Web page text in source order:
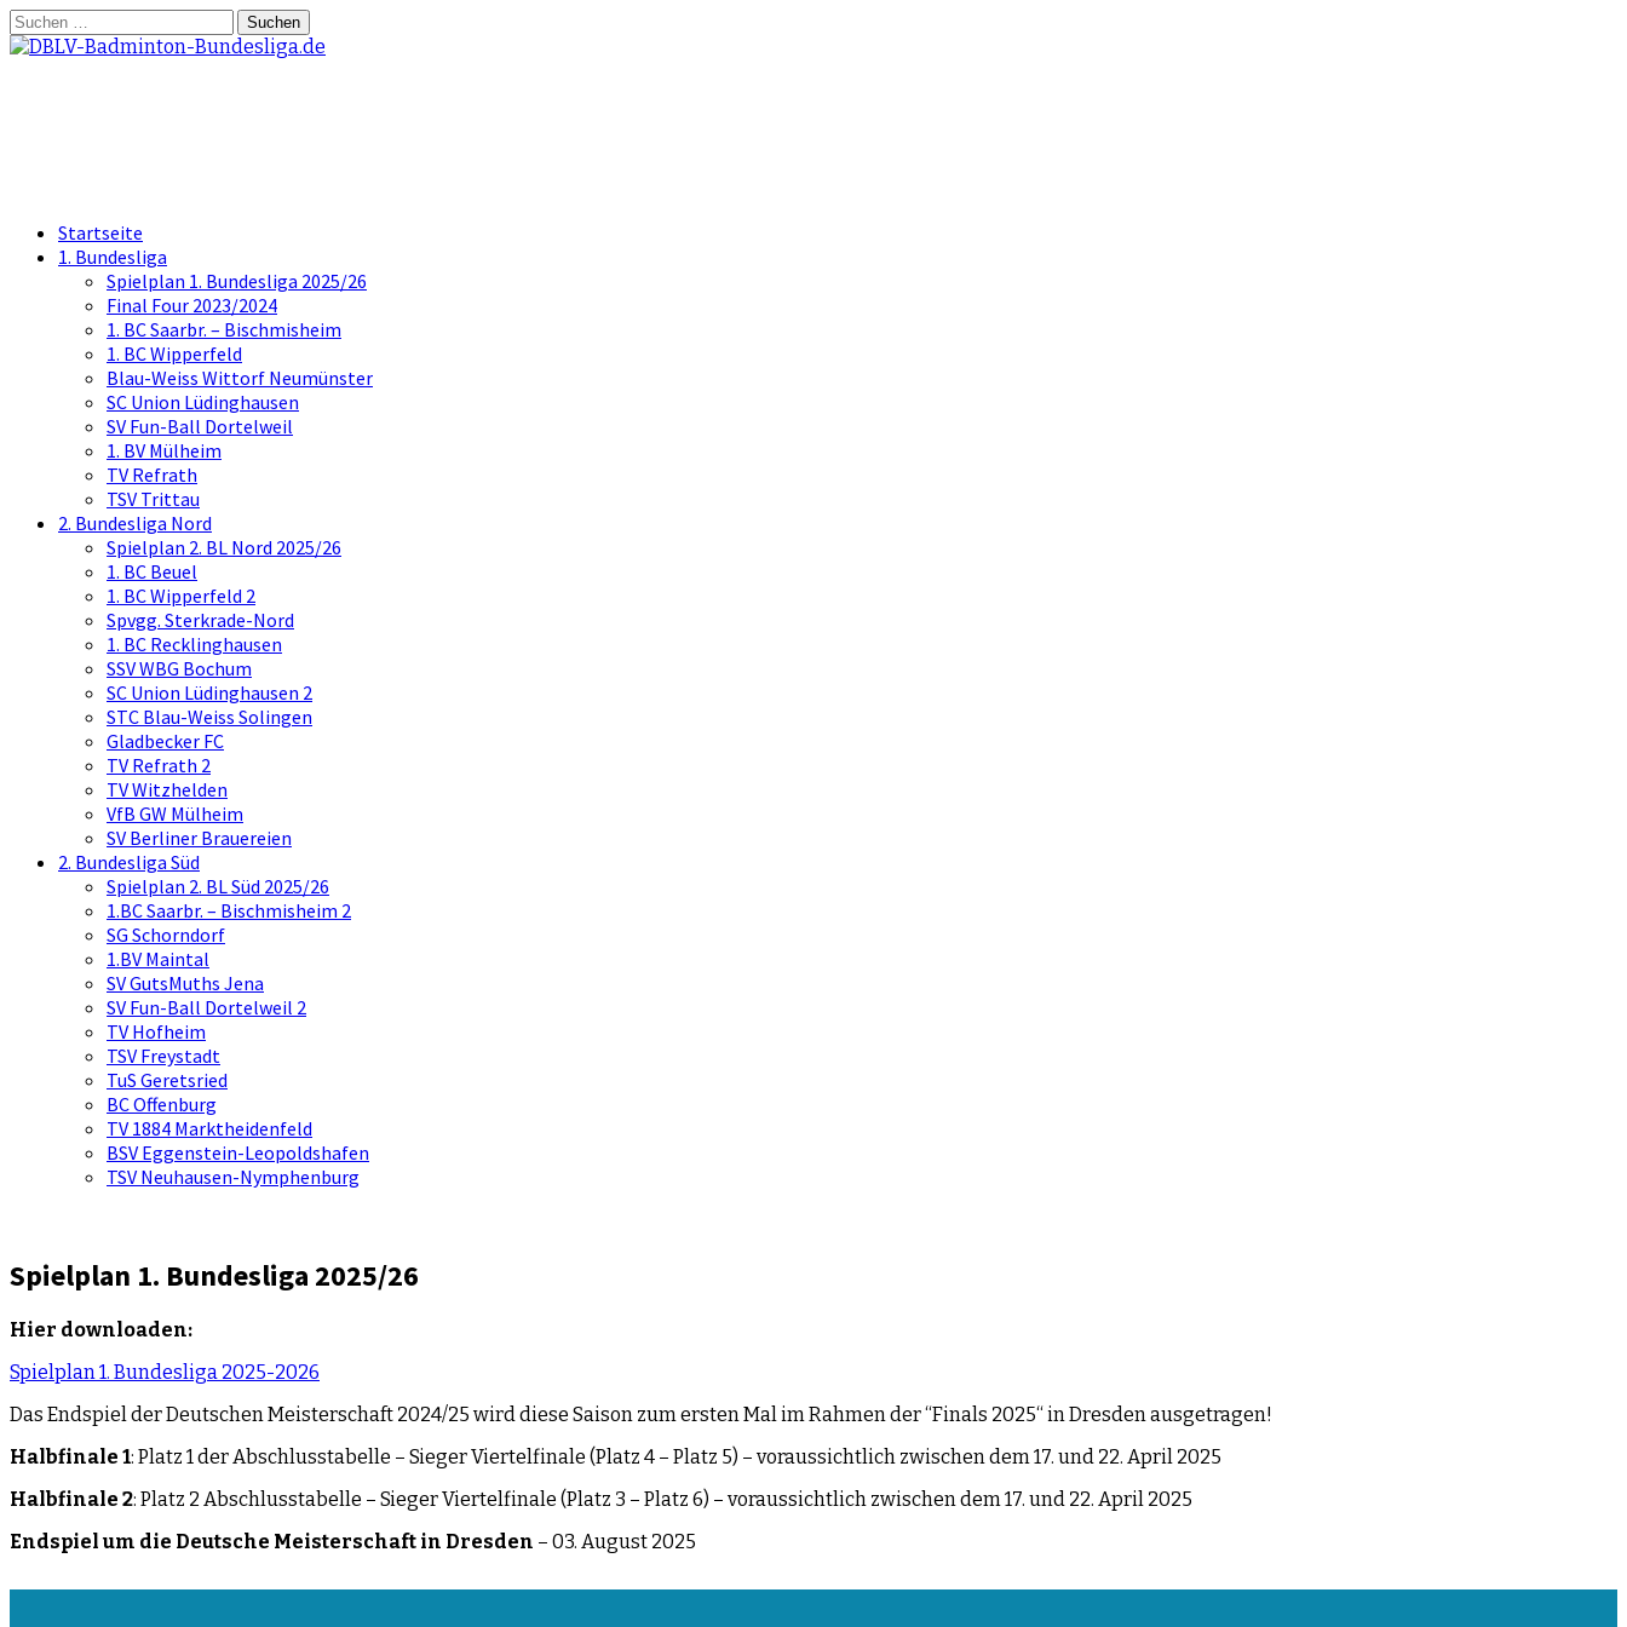
Springe
zum
Suchen
nach:
Startseite
1. Bundesliga
Spielplan 1. Bundesliga 2025/26
Final Four 2023/2024
1. BC Saarbr. – Bischmisheim
1. BC Wipperfeld
Blau-Weiss Wittorf Neumünster
SC Union Lüdinghausen
SV Fun-Ball Dortelweil
1. BV Mülheim
TV Refrath
TSV Trittau
2. Bundesliga Nord
Spielplan 2. BL Nord 2025/26
1. BC Beuel
1. BC Wipperfeld 2
Spvgg. Sterkrade-Nord
1. BC Recklinghausen
SSV WBG Bochum
SC Union Lüdinghausen 2
STC Blau-Weiss Solingen
Gladbecker FC
TV Refrath 2
TV Witzhelden
VfB GW Mülheim
SV Berliner Brauereien
2. Bundesliga Süd
Spielplan 2. BL Süd 2025/26
1.BC Saarbr. – Bischmisheim 2
SG Schorndorf
1.BV Maintal
SV GutsMuths Jena
SV Fun-Ball Dortelweil 2
TV Hofheim
TSV Freystadt
TuS Geretsried
BC Offenburg
TV 1884 Marktheidenfeld
BSV Eggenstein-Leopoldshafen
TSV Neuhausen-Nymphenburg
Spielplan 1. Bundesliga 2025/26
Hier downloaden:
Spielplan 1. Bundesliga 2025-2026
Das Endspiel der Deutschen Meisterschaft 2024/25 wird diese Saison zum ersten Mal im Rahmen der “Finals 2025“ in Dresden ausgetragen!
Halbfinale 1: Platz 1 der Abschlusstabelle – Sieger Viertelfinale (Platz 4 – Platz 5) – voraussichtlich zwischen dem 17. und 22. April 2025
Halbfinale 2: Platz 2 Abschlusstabelle – Sieger Viertelfinale (Platz 3 – Platz 6) – voraussichtlich zwischen dem 17. und 22. April 2025
Endspiel um die Deutsche Meisterschaft in Dresden – 03. August 2025